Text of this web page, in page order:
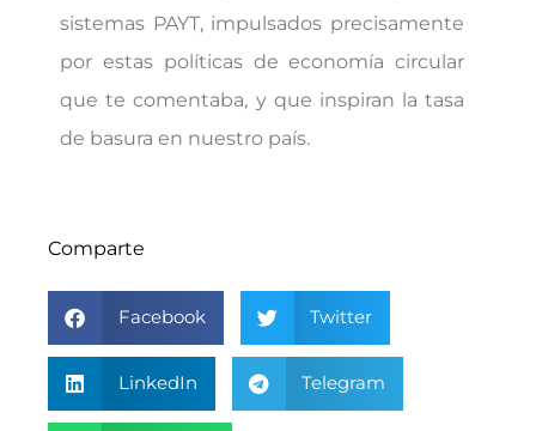
sistemas PAYT, impulsados precisamente
por estas políticas de economía circular
que te comentaba, y que inspiran la tasa
de basura en nuestro país.
Comparte
Facebook Twitter
LinkedIn Telegram